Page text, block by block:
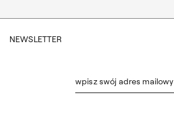
NEWSLETTER
wpisz swój adres mailowy